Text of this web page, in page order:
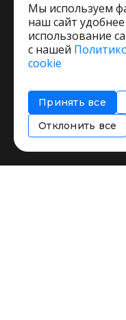
Политика
Мы используем
наш сайт
использование
с нашей
cookie
Принять все
Отклонить все